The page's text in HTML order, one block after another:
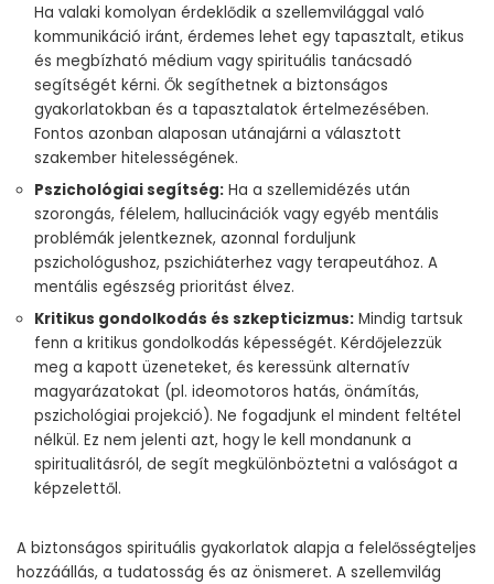
Ha valaki komolyan érdeklődik a szellemvilággal való
kommunikáció iránt, érdemes lehet egy tapasztalt, etikus
és megbízható médium vagy spirituális tanácsadó
segítségét kérni. Ők segíthetnek a biztonságos
gyakorlatokban és a tapasztalatok értelmezésében.
Fontos azonban alaposan utánajárni a választott
szakember hitelességének.
Pszichológiai segítség: Ha a szellemidézés után
szorongás, félelem, hallucinációk vagy egyéb mentális
problémák jelentkeznek, azonnal forduljunk
pszichológushoz, pszichiáterhez vagy terapeutához. A
mentális egészség prioritást élvez.
Kritikus gondolkodás és szkepticizmus: Mindig tartsuk
fenn a kritikus gondolkodás képességét. Kérdőjelezzük
meg a kapott üzeneteket, és keressünk alternatív
magyarázatokat (pl. ideomotoros hatás, önámítás,
pszichológiai projekció). Ne fogadjunk el mindent feltétel
nélkül. Ez nem jelenti azt, hogy le kell mondanunk a
spiritualitásról, de segít megkülönböztetni a valóságot a
képzelettől.
A biztonságos spirituális gyakorlatok alapja a felelősségteljes
hozzáállás, a tudatosság és az önismeret. A szellemvilág